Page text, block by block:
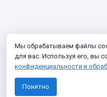
Мы обрабатываем файлы
для вас. Используя его, вы
конфиденциальности и
Понятно